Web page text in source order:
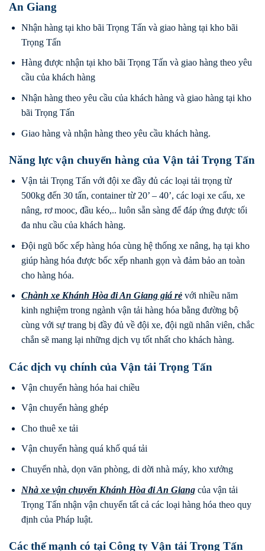
An Giang
Nhận hàng tại kho bãi Trọng Tấn và giao hàng tại kho bãi
Trọng Tấn
Hàng được nhận tại kho bãi Trọng Tấn và giao hàng theo yêu
cầu của khách hàng
Nhận hàng theo yêu cầu của khách hàng và giao hàng tại kho
bãi Trọng Tấn
Giao hàng và nhận hàng theo yêu cầu khách hàng.
Năng lực vận chuyển hàng của Vận tải Trọng Tấn
Vận tải Trọng Tấn với đội xe đầy đủ các loại tải trọng từ
500kg đến 30 tấn, container từ 20’ – 40’, các loại xe cẩu, xe
nâng, rơ mooc, đầu kéo,.. luôn sẵn sàng để đáp ứng được tối
đa nhu cầu của khách hàng.
Đội ngũ bốc xếp hàng hóa cùng hệ thống xe nâng, hạ tại kho
giúp hàng hóa được bốc xếp nhanh gọn và đảm bảo an toàn
cho hàng hóa.
Chành xe Khánh HòađiAn Gianggiá rẻvới nhiều năm
kinh nghiệm trong ngành vận tải hàng hóa bằng đường bộ
cùng với sự trang bị đầy đủ về đội xe, đội ngũ nhân viên, chắc
chắn sẽ mang lại những dịch vụ tốt nhất cho khách hàng.
Các dịch vụ chính của Vận tải Trọng Tấn
Vận chuyển hàng hóa hai chiều
Vận chuyển hàng ghép
Cho thuê xe tải
Vận chuyển hàng quá khổ quá tải
Chuyển nhà, dọn văn phòng, di dời nhà máy, kho xưởng
Nhà xe vận chuyển Khánh HòađiAn Giangcủa vận tải
Trọng Tấn nhận vận chuyển tất cả các loại hàng hóa theo quy
định của Pháp luật.
Các thế mạnh có tại Công ty Vận tải Trọng Tấn